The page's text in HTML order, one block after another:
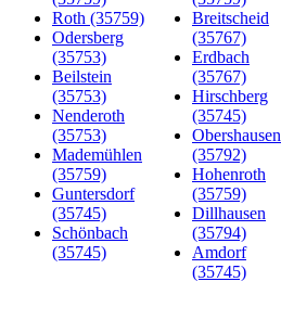
Roth (35759)
Odersberg
(35753)
Beilstein
(35753)
Nenderoth
(35753)
Mademühlen
(35759)
Guntersdorf
(35745)
Schönbach
(35745)
Breitscheid
(35767)
Erdbach
(35767)
Hirschberg
(35745)
Obershausen
(35792)
Hohenroth
(35759)
Dillhausen
(35794)
Amdorf
(35745)